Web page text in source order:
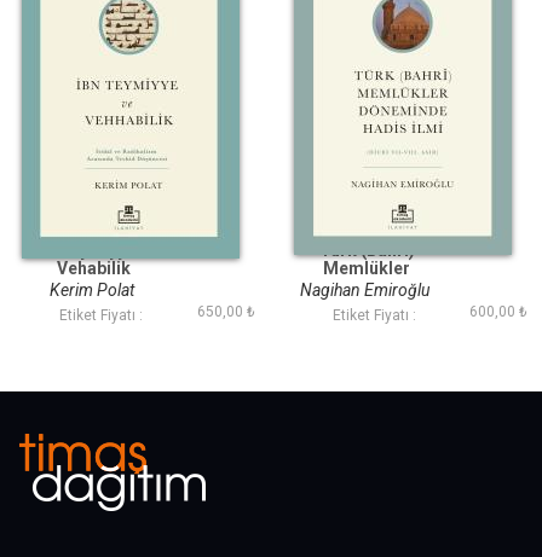
Vehabilik
Kerim Polat
Etiket Fiyatı : 650,00 ₺
Memlükler
Döneminde Hadis
İlmi
Nagihan Emiroğlu
Etiket Fiyatı : 600,00 ₺